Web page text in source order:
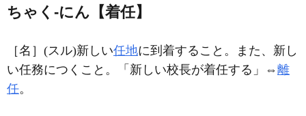
ちゃく‐にん【着任】
［名］ (スル)新しい任地に到着すること。また、新し
い任務につくこと。「新しい校長が着任する」⇔離
任。